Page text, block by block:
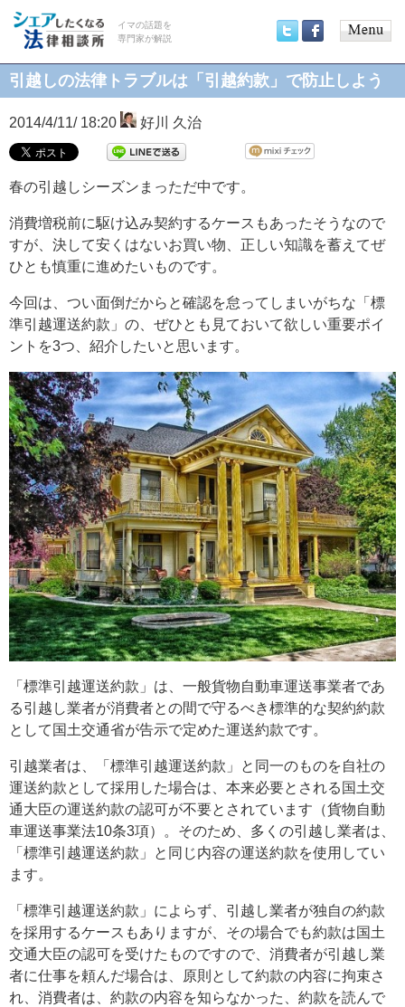
イマの話題を
専門家が解説
menu
引越しの法律トラブルは「引越約款」で防止しよう
2014/4/11/ 18:20 好川 久治
春の引越しシーズンまっただ中です。
消費増税前に駆け込み契約するケースもあったそうなので
すが、決して安くはないお買い物、正しい知識を蓄えてぜ
ひとも慎重に進めたいものです。
今回は、つい面倒だからと確認を怠ってしまいがちな「標
準引越運送約款」の、ぜひとも見ておいて欲しい重要ポイ
ントを3つ、紹介したいと思います。
「標準引越運送約款」は、一般貨物自動車運送事業者であ
る引越し業者が消費者との間で守るべき標準的な契約約款
として国土交通省が告示で定めた運送約款です。
引越業者は、「標準引越運送約款」と同一のものを自社の
運送約款として採用した場合は、本来必要とされる国土交
通大臣の運送約款の認可が不要とされています（貨物自動
車運送事業法10条3項）。そのため、多くの引越し業者は、
「標準引越運送約款」と同じ内容の運送約款を使用してい
ます。
「標準引越運送約款」によらず、引越し業者が独自の約款
を採用するケースもありますが、その場合でも約款は国土
交通大臣の認可を受けたものですので、消費者が引越し業
者に仕事を頼んだ場合は、原則として約款の内容に拘束さ
れ、消費者は、約款の内容を知らなかった、約款を読んで